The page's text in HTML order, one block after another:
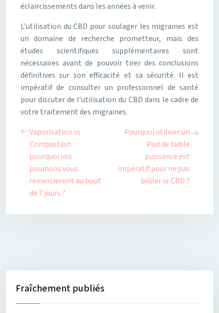
éclaircissements dans les années à venir.
L’utilisation du CBD pour soulager les migraines est
un domaine de recherche prometteur, mais des
études scientifiques supplémentaires sont
nécessaires avant de pouvoir tirer des conclusions
définitives sur son efficacité et sa sécurité. Il est
impératif de consulter un professionnel de santé
pour discuter de l’utilisation du CBD dans le cadre de
votre traitement des migraines.
Vaporisation vs
Combustion :
pourquoi vos
poumons vous
remercieront au bout
de 7 jours ?
Pourquoi utiliser un
Pod de faible
puissance est
impératif pour ne pas
brûler le CBD ?
Fraîchement publiés